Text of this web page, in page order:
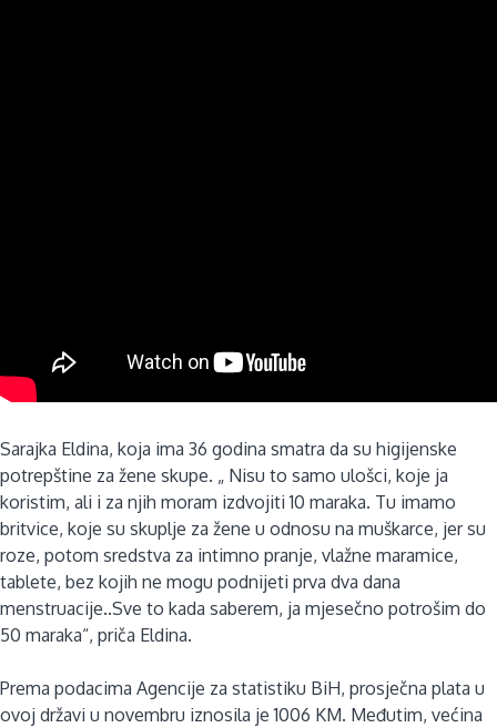
Sarajka Eldina, koja ima 36 godina smatra da su higijenske
potrepštine za žene skupe. „ Nisu to samo ulošci, koje ja
koristim, ali i za njih moram izdvojiti 10 maraka. Tu imamo
britvice, koje su skuplje za žene u odnosu na muškarce, jer su
roze, potom sredstva za intimno pranje, vlažne maramice,
tablete, bez kojih ne mogu podnijeti prva dva dana
menstruacije..Sve to kada saberem, ja mjesečno potrošim do
50 maraka“, priča Eldina.
Prema podacima Agencije za statistiku BiH, prosječna plata u
ovoj državi u novembru iznosila je 1006 KM. Međutim, većina